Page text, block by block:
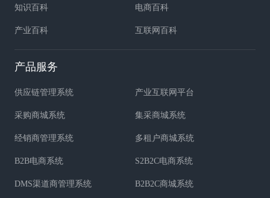
知识百科 电商百科
产业百科 互联网百科
产品服务
供应链管理系统 产业互联网平台
采购商城系统 集采商城系统
经销商管理系统 多租户商城系统
B2B电商系统 S2B2C电商系统
DMS渠道商管理系统 B2B2C商城系统